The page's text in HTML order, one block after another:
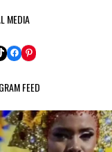
MEDIA
TikTokFacebookPinterest
FEED